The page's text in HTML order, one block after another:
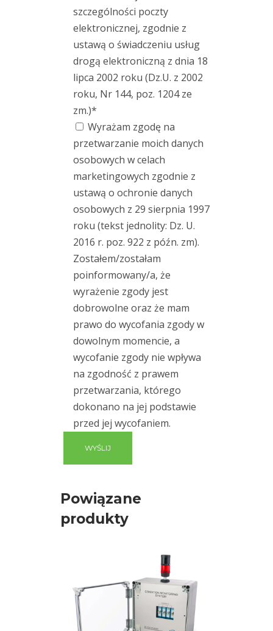
szczególności poczty
elektronicznej, zgodnie z
ustawą o świadczeniu usług
drogą elektroniczną z dnia 18
lipca 2002 roku (Dz.U. z 2002
roku, Nr 144, poz. 1204 ze
zm.)*
Wyrażam zgodę na
przetwarzanie moich danych
osobowych w celach
marketingowych zgodnie z
ustawą o ochronie danych
osobowych z 29 sierpnia 1997
roku (tekst jednolity: Dz. U.
2016 r. poz. 922 z późn. zm).
Zostałem/zostałam
poinformowany/a, że
wyrażenie zgody jest
dobrowolne oraz że mam
prawo do wycofania zgody w
dowolnym momencie, a
wycofanie zgody nie wpływa
na zgodność z prawem
przetwarzania, którego
dokonano na jej podstawie
przed jej wycofaniem.
Powiązane
produkty